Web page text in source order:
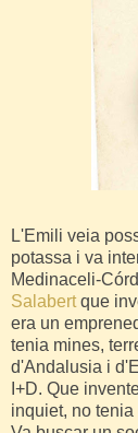
L'Emili veia
potassa i va
Medinaceli-
Salabertque
era un
tenia mines,
d'Andalusia i
I+D. Que
inquiet, no tenia